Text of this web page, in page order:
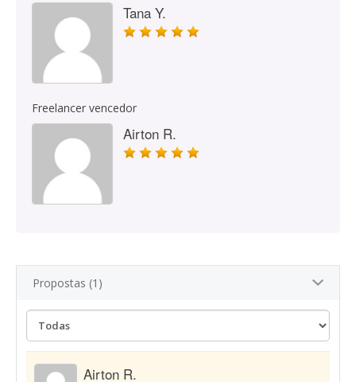
Tana Y.
Freelancer vencedor
Airton R.
Propostas (1)
Airton R.